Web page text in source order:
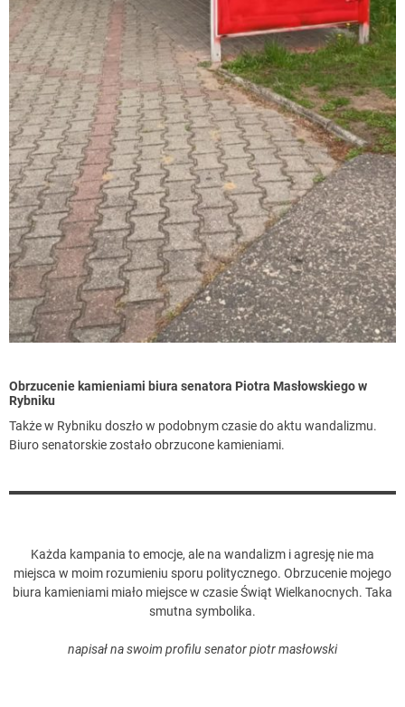
Obrzucenie kamieniami biura senatora Piotra Masłowskiego w
Rybniku
Także w Rybniku doszło w podobnym czasie do aktu wandalizmu.
Biuro senatorskie zostało obrzucone kamieniami.
Każda kampania to emocje, ale na wandalizm i agresję nie ma
miejsca w moim rozumieniu sporu politycznego. Obrzucenie mojego
biura kamieniami miało miejsce w czasie Świąt Wielkanocnych. Taka
smutna symbolika.
napisał na swoim profilu senator piotr masłowski